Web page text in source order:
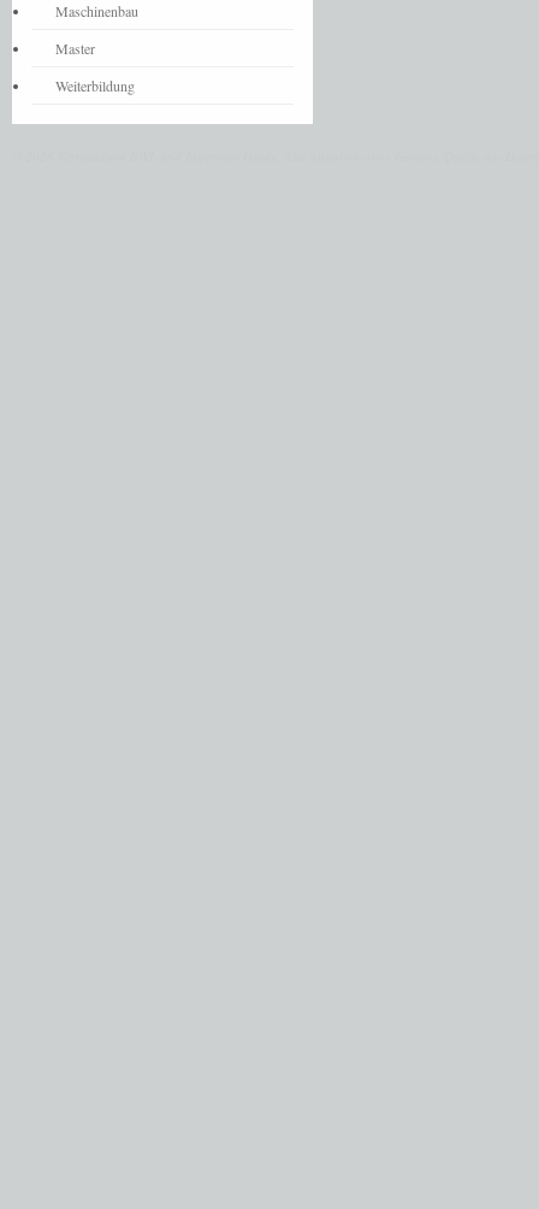
Maschinenbau
Master
Weiterbildung